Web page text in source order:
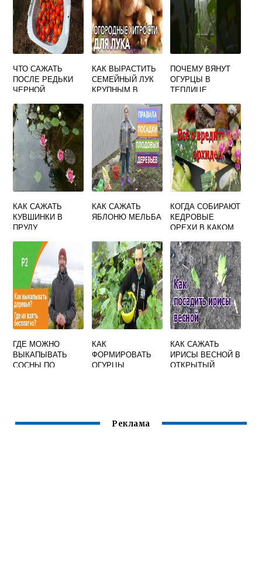
ЧТО САЖАТЬ
ПОСЛЕ РЕДЬКИ
ЧЕРНОЙ
КАК ВЫРАСТИТЬ
СЕМЕЙНЫЙ ЛУК
КРУПНЫМ В
ГРУНТЕ
ПОЧЕМУ ВЯНУТ
ОГУРЦЫ В
ТЕПЛИЦЕ
КАК САЖАТЬ
КУВШИНКИ В
ПРУДУ
КАК САЖАТЬ
ЯБЛОНЮ МЕЛЬБА
КОГДА СОБИРАЮТ
КЕДРОВЫЕ
ОРЕХИ В КАКОМ
ГДЕ МОЖНО
ВЫКАПЫВАТЬ
СОСНЫ ПО
КАК
ФОРМИРОВАТЬ
ОГУРЦЫ
КАК САЖАТЬ
ИРИСЫ ВЕСНОЙ В
ОТКРЫТЫЙ
Реклама